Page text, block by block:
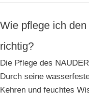
Wie pflege ich
richtig?
Die Pflege des
Durch seine
Kehren und feuchtes